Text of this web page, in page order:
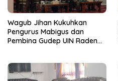
Wagub Jihan Kukuhkan
Pengurus Mabigus dan
Pembina Gudep UIN Raden
Muda